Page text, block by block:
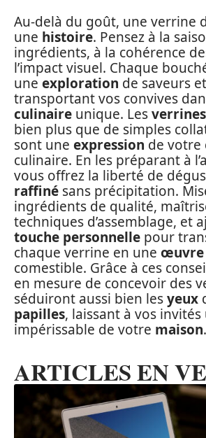
Au-delà du goût, une verrine
une histoire. Pensez à la
ingrédients, à la cohérence
l’impact visuel. Chaque
une exploration de saveurs
transportant vos convives
culinaire unique. Les
bien plus que de simples
sont une expression de votre
culinaire. En les préparant à
vous offrez la liberté de
raffiné sans précipitation.
ingrédients de qualité,
techniques d’assemblage, et
touche personnelle pour
chaque verrine en une œuvre
comestible. Grâce à ces
en mesure de concevoir des
séduiront aussi bien lesyeux
papilles, laissant à vos
impérissable de votre maison.
ARTICLES EN